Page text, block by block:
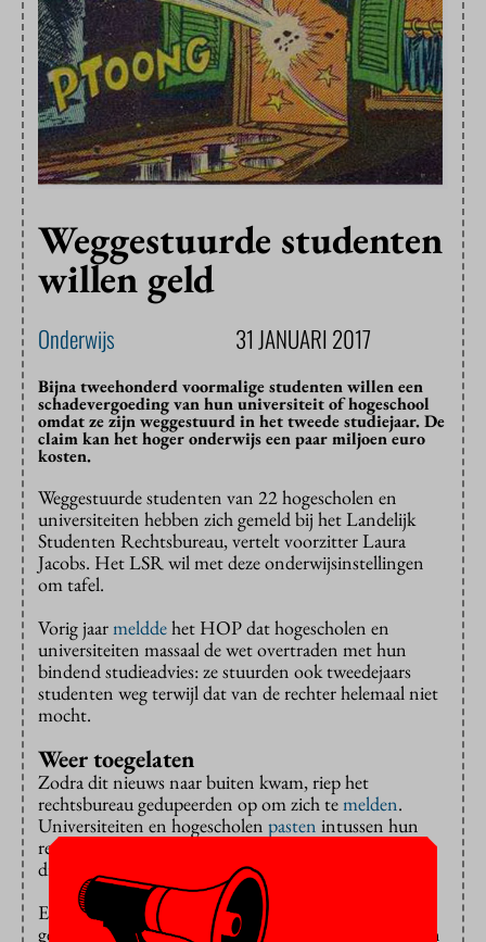
Weggestuurde studenten
willen geld
Onderwijs 31 JANUARI 2017
Bijna tweehonderd voormalige studenten willen een
schadevergoeding van hun universiteit of hogeschool
omdat ze zijn weggestuurd in het tweede studiejaar. De
claim kan het hoger onderwijs een paar miljoen euro
kosten.
Weggestuurde studenten van 22 hogescholen en
universiteiten hebben zich gemeld bij het Landelijk
Studenten Rechtsbureau, vertelt voorzitter Laura
Jacobs. Het LSR wil met deze onderwijsinstellingen
om tafel.
Vorig jaar melddehet HOP dat hogescholen en
universiteiten massaal de wet overtraden met hun
bindend studieadvies: ze stuurden ook tweedejaars
studenten weg terwijl dat van de rechter helemaal niet
mocht.
Weer toegelaten
Zodra dit nieuws naar buiten kwam, riep het
rechtsbureau gedupeerden op om zich te melden.
Universiteiten en hogescholen pasten intussen hun
regelingen aan, maar voor sommige studenten kwam
dit te laat.
Enkele tientallen studenten hebben hun opleiding
gevraagd om hen opnieuw in te schrijven. De meesten